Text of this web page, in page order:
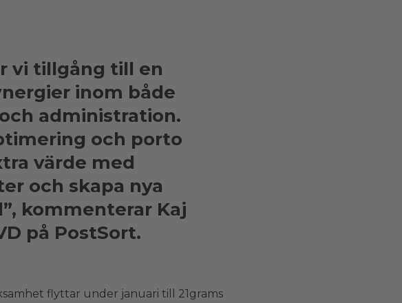
vi tillgång till en
inom både
administration.
och porto
värde med
och skapa nya
kommenterar Kaj
på PostSort.
flyttar under januari till 21grams